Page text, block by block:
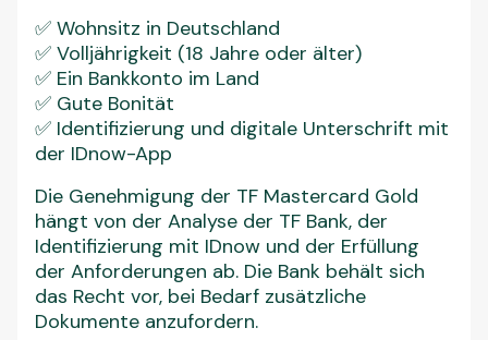
✅ Wohnsitz in Deutschland
✅ Volljährigkeit (18 Jahre oder älter)
✅ Ein Bankkonto im Land
✅ Gute Bonität
✅ Identifizierung und digitale Unterschrift mit
der IDnow-App
Die Genehmigung der TF Mastercard Gold
hängt von der Analyse der TF Bank, der
Identifizierung mit IDnow und der Erfüllung
der Anforderungen ab. Die Bank behält sich
das Recht vor, bei Bedarf zusätzliche
Dokumente anzufordern.